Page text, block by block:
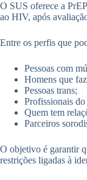
O SUS oferece a
ao HIV, após
Entre os perfis que
Pessoas com
Homens que
Pessoas trans;
Profissionais do
Quem tem
Parceiros
O objetivo é garantir
restrições ligadas à